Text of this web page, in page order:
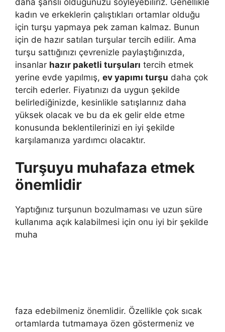
kadın ve erkeklerin çalıştıkları ortamlar olduğu
için turşu yapmaya pek zaman kalmaz. Bunun
için de hazır satılan turşular tercih edilir. Ama
turşu sattığınızı çevrenizle paylaştığınızda,
insanlar hazır paketli turşuları tercih etmek
yerine evde yapılmış, ev yapımı turşu daha çok
tercih ederler. Fiyatınızı da uygun şekilde
belirlediğinizde, kesinlikle satışlarınız daha
yüksek olacak ve bu da ek gelir elde etme
konusunda beklentilerinizi en iyi şekilde
karşılamanıza yardımcı olacaktır.
Turşuyu muhafaza etmek
önemlidir
Yaptığınız turşunun bozulmaması ve uzun süre
kullanıma açık kalabilmesi için onu iyi bir şekilde
muha
faza edebilmeniz önemlidir. Özellikle çok sıcak
ortamlarda tutmamaya özen göstermeniz ve